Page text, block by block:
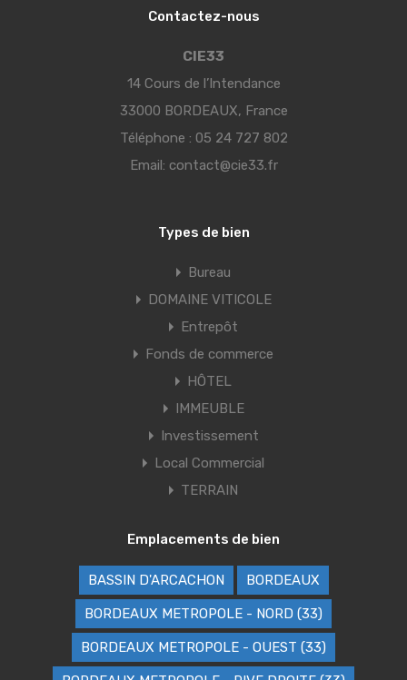
Contactez-nous
CIE33
14 Cours de l’Intendance
33000 BORDEAUX, France
Téléphone : 05 24 727 802
Email: contact@cie33.fr
Types de bien
Bureau
DOMAINE VITICOLE
Entrepôt
Fonds de commerce
HÔTEL
IMMEUBLE
Investissement
Local Commercial
TERRAIN
Emplacements de bien
BASSIN D'ARCACHON BORDEAUX
BORDEAUX METROPOLE - NORD (33)
BORDEAUX METROPOLE - OUEST (33)